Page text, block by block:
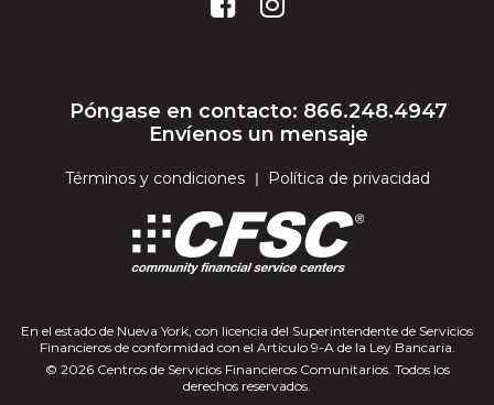
Póngase en contacto: 866.248.4947
Envíenos un mensaje
Términos y condiciones Política de privacidad
En el estado de Nueva York, con licencia del Superintendente de Servicios
Financieros de conformidad con el Artículo 9-A de la Ley Bancaria.
© 2026 Centros de Servicios Financieros Comunitarios. Todos los
derechos reservados.